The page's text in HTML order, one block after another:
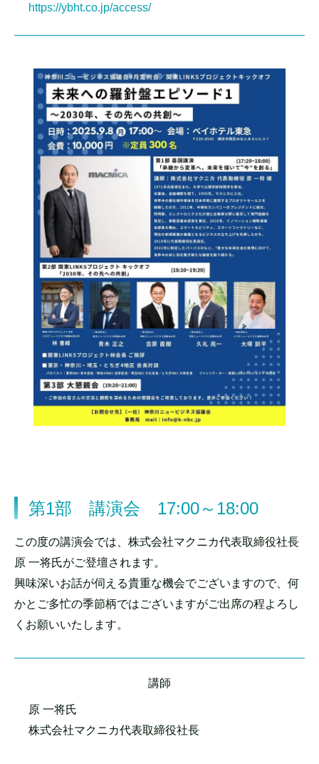
https://ybht.co.jp/access/
第1部 講演会 17:00～18:00
この度の講演会では、株式会社マクニカ代表取締役社長
原 一将氏がご登壇されます。
興味深いお話が伺える貴重な機会でございますので、何
かとご多忙の季節柄ではございますがご出席の程よろし
くお願いいたします。
講師
原 一将氏
株式会社マクニカ代表取締役社長